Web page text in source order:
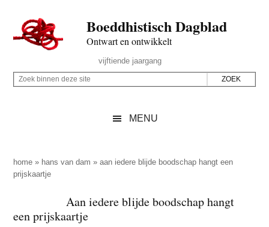
naar
de
inhoud
secondary
naar
de
sidebar
naar
de
Boeddhistisch Dagblad
Ontwart en ontwikkelt
Rechts
vijftiende jaargang
Z
p
d
z
Z
i
n
n
MENU
home » hans van dam »aan iedere blijde boodschap hangt een
prijskaartje
Aan iedere blijde boodschap hangt
een prijskaartje